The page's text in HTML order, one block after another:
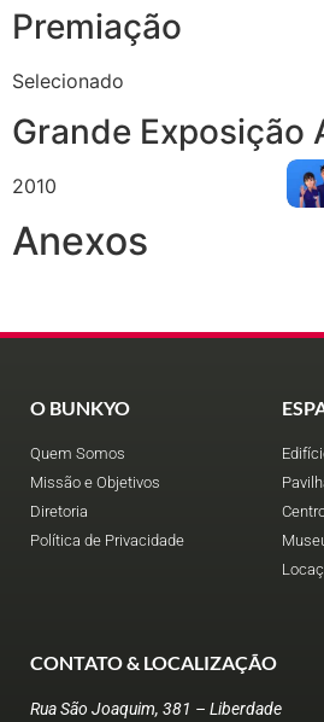
Premiação
Selecionado
Grande Exposição
2010
Anexos
O BUNKYO
Quem Somos
Missão e Objetivos
Diretoria
Política de Privacidade
CONTATO & LOCALIZAÇÃO
Rua São Joaquim, 381 – Liberdade